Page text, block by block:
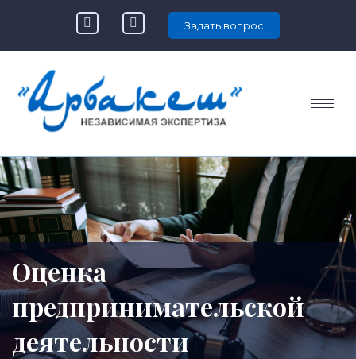
Задать вопрос
Оценка
предпринимательской
деятельности